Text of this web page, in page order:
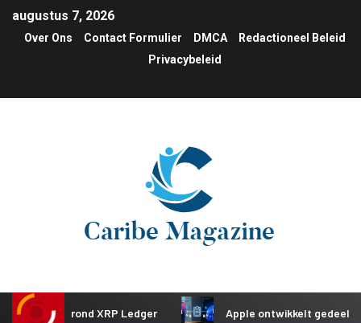
augustus 7, 2026
Over Ons Contact Formulier DMCA
Redactioneel Beleid
Privacybeleid
rond XRP Ledger Apple ontwikkelt gedeeld klembord